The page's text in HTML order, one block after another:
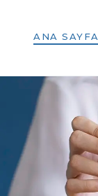
ANA SAYFA